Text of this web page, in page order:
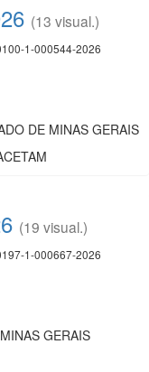
(13 visual.)
1-000544-2026
DE MINAS GERAIS
(19 visual.)
1-000667-2026
GERAIS